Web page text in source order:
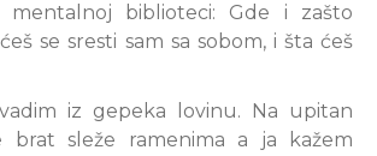
mentalnoj biblioteci: Gde i zašto
se sresti sam sa sobom, i šta ćeš
iz gepeka lovinu. Na upitan
brat sleže ramenima a ja kažem